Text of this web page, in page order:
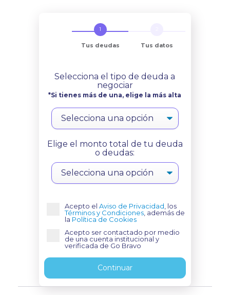
Tus deudas Tus datos
Selecciona el tipo de deuda a
negociar
*Si tienes más de una, elige la más alta
Elige el monto total de tu deuda
o deudas:
Acepto elAviso de Privacidad , los
Términos y Condiciones , además de
la Política de Cookies
Acepto ser contactado por medio
de una cuenta institucional y
verificada de Go Bravo
Continuar